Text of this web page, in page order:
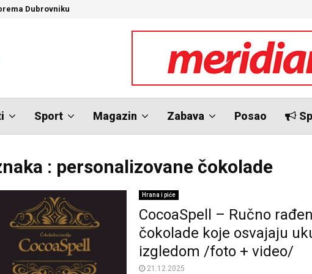
Dubrovniku
Sport Magazin Zabava Posao
: personalizovane čokolade
Hrana i piće
CocoaSpell – Ručno
čokolade koje osvajaju
izgledom /foto + video/
21.12.2025